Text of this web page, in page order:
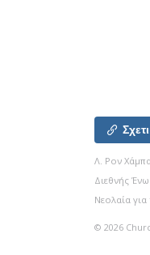
Λ. Ρον
Διεθνής
Νεολαία
© 2026